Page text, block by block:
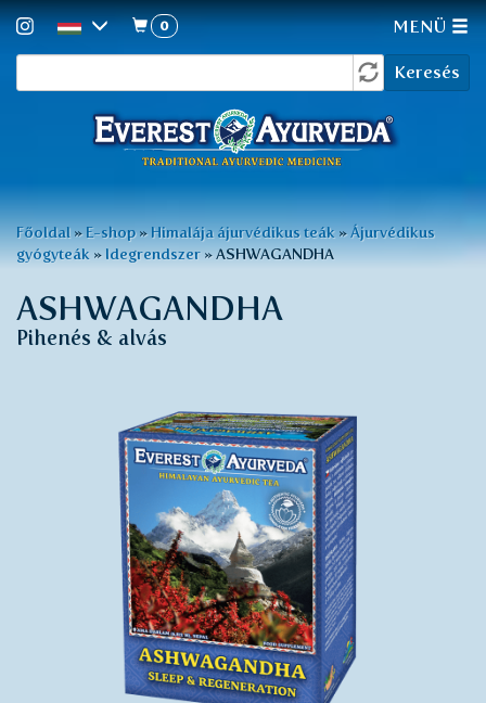
űrlap
Keresés
0 MENÜ
Jelenlegi
hely
Főoldal » E-shop »Himalája ájurvédikus teák » Ájurvédikus
gyógyteák »Idegrendszer » ASHWAGANDHA
ASHWAGANDHA
Pihenés & alvás